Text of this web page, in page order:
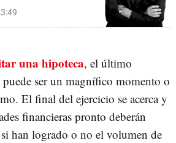
una hipoteca, el último
puede ser un magnífico momento o
El final del ejercicio se acerca y
financieras pronto deberán
si han logrado o no el volumen de